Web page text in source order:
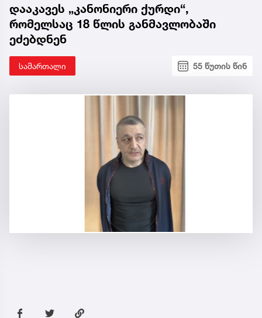
დააკავეს „კანონიერი ქურდი“,
რომელსაც 18 წლის განმავლობაში
ეძებდნენ
სამართალი 55 წუთის წინ